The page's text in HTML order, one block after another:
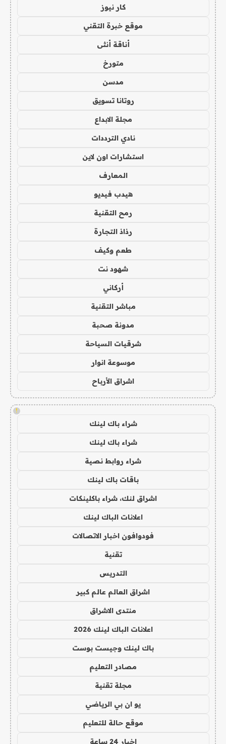
كار نيوز
موقع خبرة التقني
أناقة أنثى
متورخ
مدسن
روتانا تسويق
مجلة الابداع
نادي الترددات
استشارات اون لاين
المعارف
هيدب فيديو
رمح التقنية
رذاذ التجارة
طعم وكيف
شهود نت
أركاني
مباشر التقنية
مدونة صحبة
شرقيات السياحة
موسوعة انوار
اشراق الأرباح
!
شراء باك لينك
شراء باك لينك
شراء روابط نصية
باقات باك لينك
اشراق لنك، شراء باكلينكات
اعلانات الباك لينك
فودوافون اخبار الاتصالات
تقنية
التدريس
اشراق العالم عالم كبير
منتدى الاشراق
اعلانات الباك لينك 2026
باك لينك وجيست بوست
مصادر التعليم
مجلة تقنية
يو ان بي الرياضي
موقع حالة للتعليم
اخبار 24 ساعة